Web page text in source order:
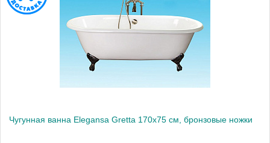
Производитель
Чугунная ванна Elegansa Gretta 170x75 см, бронзовые ножки